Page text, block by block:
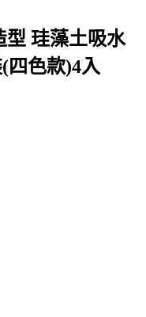
型 珪藻土吸水
四色款)4入